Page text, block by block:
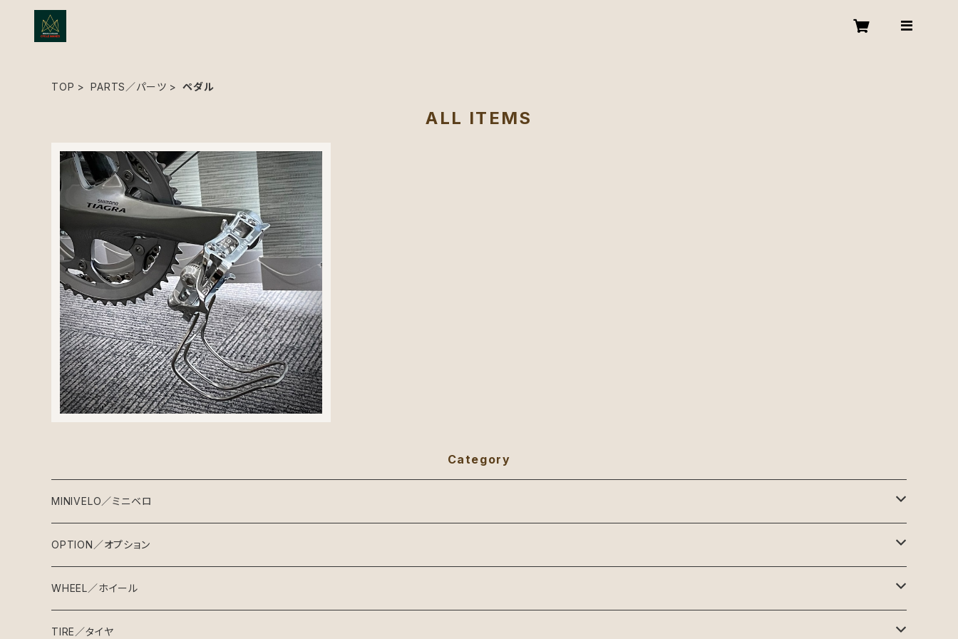
TOP PARTS／パーツ ペダル
ALL ITEMS
CAGE CLIP HALF by MKS ／ ケージクリップハーフ
¥3,212
Category
MINIVELO／ミニベロ
BILLION MAKES
SG-1
SG-2
CYCLE MAKES
クロモリミニベロ
フレーム & フォーク
OPTION／オプション
BILLION MAKES
SG-1
WHEEL／ホイール
手組ホイール
TIRE／タイヤ